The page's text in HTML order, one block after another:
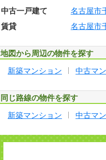
中古一戸建て
名古屋市
賃貸
名古屋市
地図から周辺の物件を探す
新築マンション 中古マ
同じ路線の物件を探す
新築マンション 中古マ